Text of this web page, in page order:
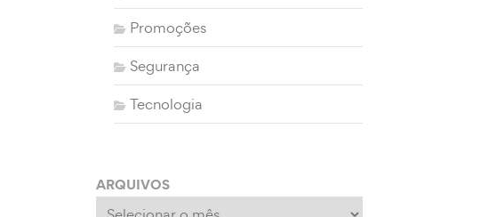
Promoções
Segurança
Tecnologia
ARQUIVOS
Arquivos